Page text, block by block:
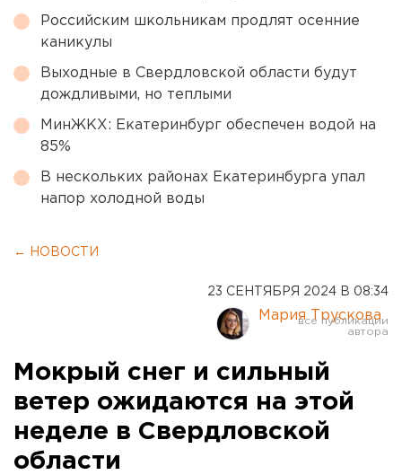
Российским школьникам продлят осенние
каникулы
Выходные в Свердловской области будут
дождливыми, но теплыми
МинЖКХ: Екатеринбург обеспечен водой на
85%
В нескольких районах Екатеринбурга упал
напор холодной воды
← НОВОСТИ
23 СЕНТЯБРЯ 2024 В 08:34
Мария Трускова
Мокрый снег и сильный
ветер ожидаются на этой
неделе в Свердловской
области